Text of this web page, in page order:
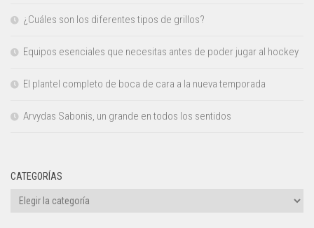
¿Cuáles son los diferentes tipos de grillos?
Equipos esenciales que necesitas antes de poder jugar al hockey
El plantel completo de boca de cara a la nueva temporada
Arvydas Sabonis, un grande en todos los sentidos
CATEGORÍAS
Categorías